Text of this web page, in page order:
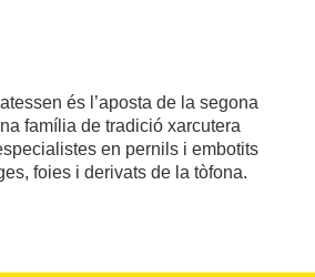
és l’aposta de la segona
família de tradició xarcutera
en pernils i embotits
foies i derivats de la tòfona.